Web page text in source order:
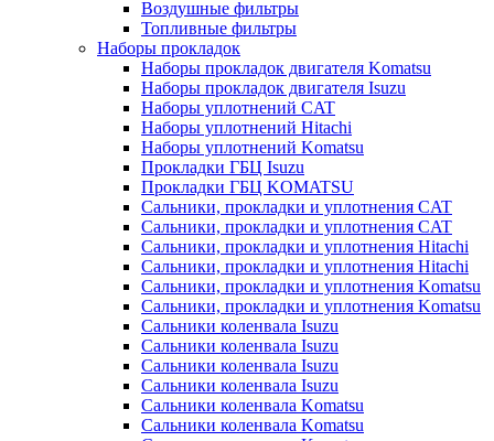
Воздушные фильтры
Топливные фильтры
Наборы прокладок
Наборы прокладок двигателя Komatsu
Наборы прокладок двигателя Isuzu
Наборы уплотнений CAT
Наборы уплотнений Hitachi
Наборы уплотнений Komatsu
Прокладки ГБЦ Isuzu
Прокладки ГБЦ KOMATSU
Сальники, прокладки и уплотнения CAT
Сальники, прокладки и уплотнения CAT
Сальники, прокладки и уплотнения Hitachi
Сальники, прокладки и уплотнения Hitachi
Сальники, прокладки и уплотнения Komatsu
Сальники, прокладки и уплотнения Komatsu
Сальники коленвала Isuzu
Сальники коленвала Isuzu
Сальники коленвала Isuzu
Сальники коленвала Isuzu
Сальники коленвала Komatsu
Сальники коленвала Komatsu